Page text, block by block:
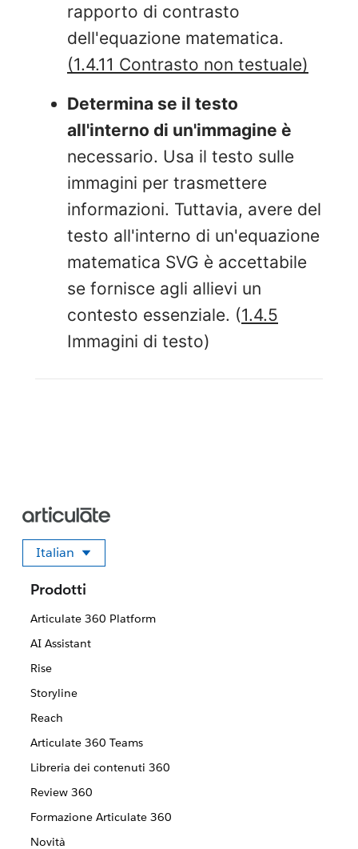
rapporto di contrasto
dell'equazione matematica.
(1.4.11 Contrasto non testuale)
Determina se il testo
all'interno di un'immagine è
necessario. Usa il testo sulle
immagini per trasmettere
informazioni. Tuttavia, avere del
testo all'interno di un'equazione
matematica SVG è accettabile
se fornisce agli allievi un
contesto essenziale. (1.4.5
Immagini di testo)
Italian
Seleziona la tua lingua
Prodotti
Articulate 360 Platform
AI Assistant
Rise
Storyline
Reach
Articulate 360 Teams
Libreria dei contenuti 360
Review 360
Formazione Articulate 360
Novità